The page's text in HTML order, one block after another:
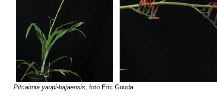
Pitcairnia yaupi-bajaensis , foto Eric Gouda